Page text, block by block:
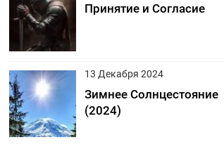
Принятие и Согласие
13 Декабря 2024
Зимнее Солнцестояние
(2024)